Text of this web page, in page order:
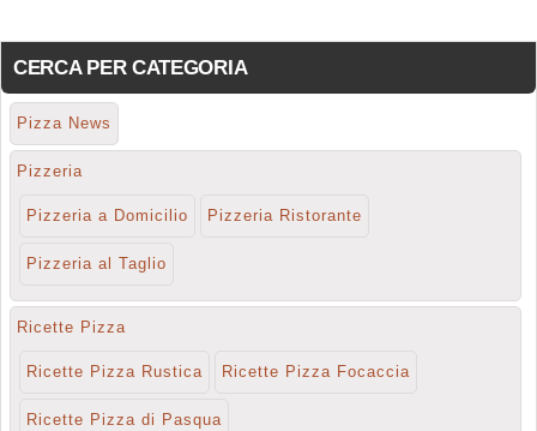
CERCA PER CATEGORIA
Pizza News
Pizzeria
Pizzeria a Domicilio Pizzeria Ristorante
Pizzeria al Taglio
Ricette Pizza
Ricette Pizza Rustica Ricette Pizza Focaccia
Ricette Pizza di Pasqua